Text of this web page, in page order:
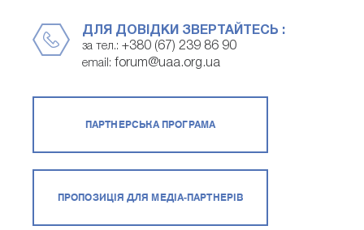
ДЛЯ ДОВІДКИ ЗВЕРТАЙТЕСЬ :
за тел.: +380 (67) 239 86 90
email: forum@uaa.org.ua
ПАРТНЕРСЬКА ПРОГРАМА
ПРОПОЗИЦІЯ ДЛЯ МЕДІА-ПАРТНЕРІВ